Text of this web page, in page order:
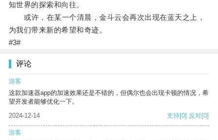
知世界的探索和向往。
或许，在某一个清晨，金斗云会再次出现在蓝天之上，
为我们带来新的希望和奇迹。
#3#
评论
游客
这款加速器app的加速效果还是不错的，但偶尔也会出现卡顿的情况，希
望开发者能够优化一下。
2024-12-14
支持[0] 反对[0]
游客